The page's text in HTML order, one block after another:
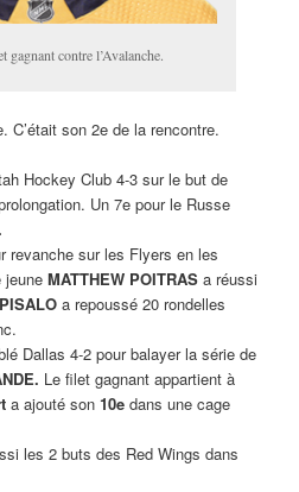
gagnant contre l’Avalanche.
C’était son 2e de la rencontre.
Hockey Club 4-3 sur le but de
Un 7e pour le Russe
revanche sur les Flyers en les
jeune MATTHEW POITRASa réussi
a repoussé 20 rondelles
Dallas 4-2 pour balayer la série de
Le filet gagnant appartient à
a ajouté son 10edans une cage
les 2 buts des Red Wings dans